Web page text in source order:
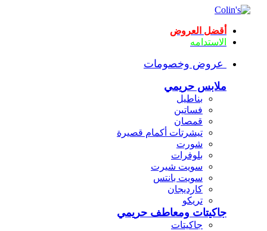
أقضل العروض
الاستدامه
عروض وخصومات
ملابس حريمي
بناطيل
فساتين
قمصان
تيشرتات أكمام قصيرة
شورت
بلوفرات
سويت شيرت
سويت بانتس
كارديجان
تريكو
جاكيتات ومعاطف حريمي
جاكيتات